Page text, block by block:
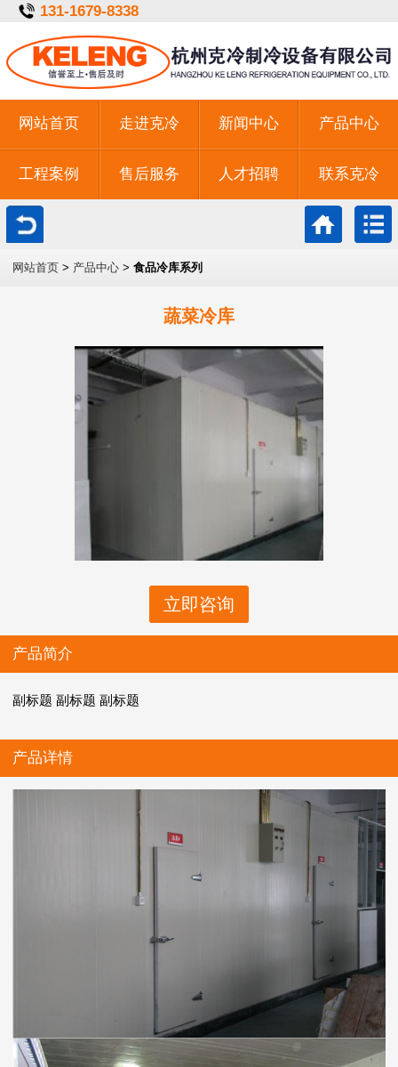
131-1679-8338
网站首页 走进克冷 新闻中心 产品中心
工程案例 售后服务 人才招聘 联系克冷
一键拨号
网站首页 > 产品中心 > 食品冷库系列
蔬菜冷库
立即咨询
产品简介
副标题 副标题 副标题
产品详情